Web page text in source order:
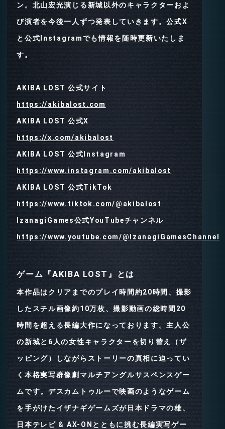
ン。北山宏光演じる新城以外のキャラクターおよ
び演者を今後一人ずつ発表していきます。公式X
と公式Instagramでも情報を随時更新いたしま
す。
AKIBA LOST 公式サイト
https://akibalost.com
AKIBA LOST 公式X
https://x.com/akibalost
AKIBA LOST 公式Instagram
https://www.instagram.com/akibalost
AKIBA LOST 公式TikTok
https://www.tiktok.com/@akibalost
IzanagiGames公式YouTubeチャンネル
https://www.youtube.com/@IzanagiGamesChannel
ゲーム『AKIBA LOST』とは
本作品はクリアまでのプレイ時間約20時間、撮影
したスチル画像約10万枚、撮影動画の総時間20
時間を超える長編大作になっております。主人公
の新城と6人の女性キャラクターを切り替え（ザ
ッピング）しながらストーリーの真相に迫ってい
く本格実写群像劇マルチアングルサスペンスゲー
ムです。デスカムトゥルーで映画のようなゲーム
を手がけたイザナギゲームズが日本ドラマの雄、
日本テレビ & AX-ONとともに挑む長編実写ゲー